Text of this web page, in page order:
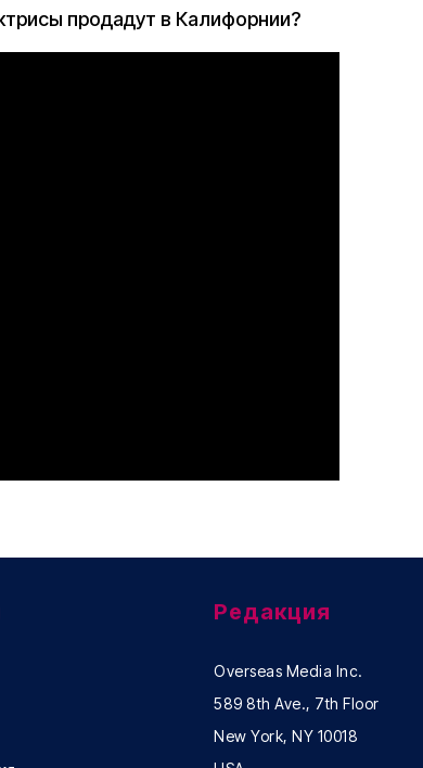
продадут в Калифорнии?
Редакция
Overseas Media Inc.
589 8th Ave., 7th Floor
New York, NY 10018